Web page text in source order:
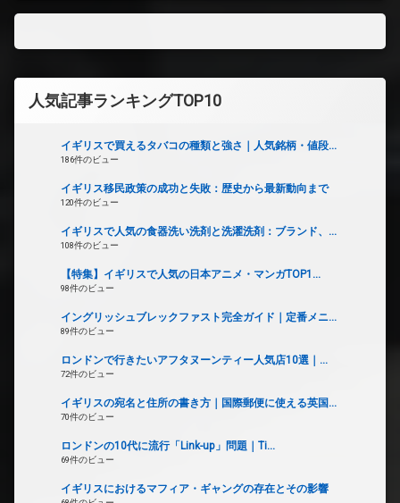
人気記事ランキングTOP10
イギリスで買えるタバコの種類と強さ｜人気銘柄・値段...
186件のビュー
イギリス移民政策の成功と失敗：歴史から最新動向まで
120件のビュー
イギリスで人気の食器洗い洗剤と洗濯洗剤：ブランド、...
108件のビュー
【特集】イギリスで人気の日本アニメ・マンガTOP1...
98件のビュー
イングリッシュブレックファスト完全ガイド｜定番メニ...
89件のビュー
ロンドンで行きたいアフタヌーンティー人気店10選｜...
72件のビュー
イギリスの宛名と住所の書き方｜国際郵便に使える英国...
70件のビュー
ロンドンの10代に流行「Link-up」問題｜Ti...
69件のビュー
イギリスにおけるマフィア・ギャングの存在とその影響